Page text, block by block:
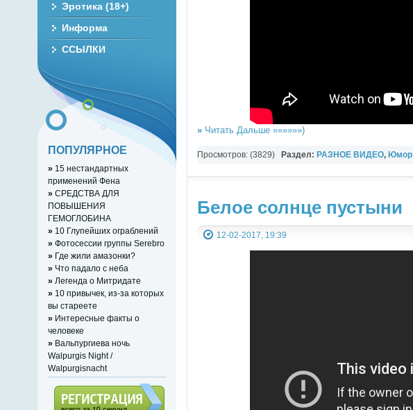
»Читать Дальше »»»»»»)
Просмотров: (3829) Раздел: РАЗНОЕ ВИДЕО, Юмор
Белое солнце пустыни
12-02-2017, 19:39
Эротика (18+)
Информа
ССЫЛКИ
ПОПУЛЯРНОЕ
» 15 нестандартных
применений Фена
» СРЕДСТВА ДЛЯ
ПОВЫШЕНИЯ
ГЕМОГЛОБИНА
» 10 Глупейших ограблений
» Фотосессии группы Serebro
» Где жили амазонки?
» Что падало с неба
» Легенда о Митридате
» 10 привычек, из-за которых
вы стареете
» Интересные факты о
человеке
» Вальпургиева ночь
Walpurgis Night /
Walpurgisnacht